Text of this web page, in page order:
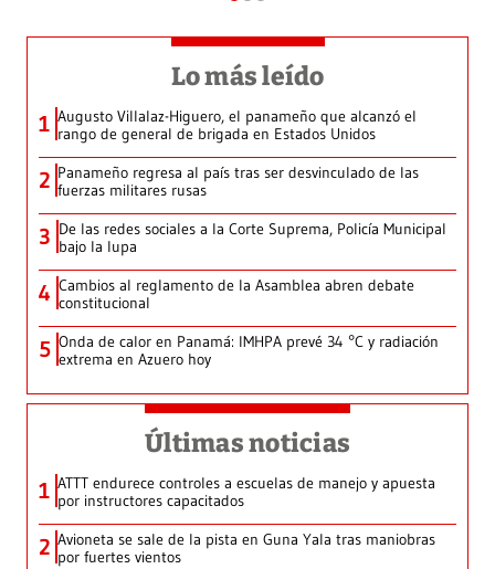
Lo más leído
1 Augusto Villalaz-Higuero, el panameño que alcanzó el
rango de general de brigada en Estados Unidos
2 Panameño regresa al país tras ser desvinculado de las
fuerzas militares rusas
3 De las redes sociales a la Corte Suprema, Policía Municipal
bajo la lupa
4 Cambios al reglamento de la Asamblea abren debate
constitucional
5 Onda de calor en Panamá: IMHPA prevé 34 °C y radiación
extrema en Azuero hoy
Últimas noticias
1 ATTT endurece controles a escuelas de manejo y apuesta
por instructores capacitados
2 Avioneta se sale de la pista en Guna Yala tras maniobras
por fuertes vientos